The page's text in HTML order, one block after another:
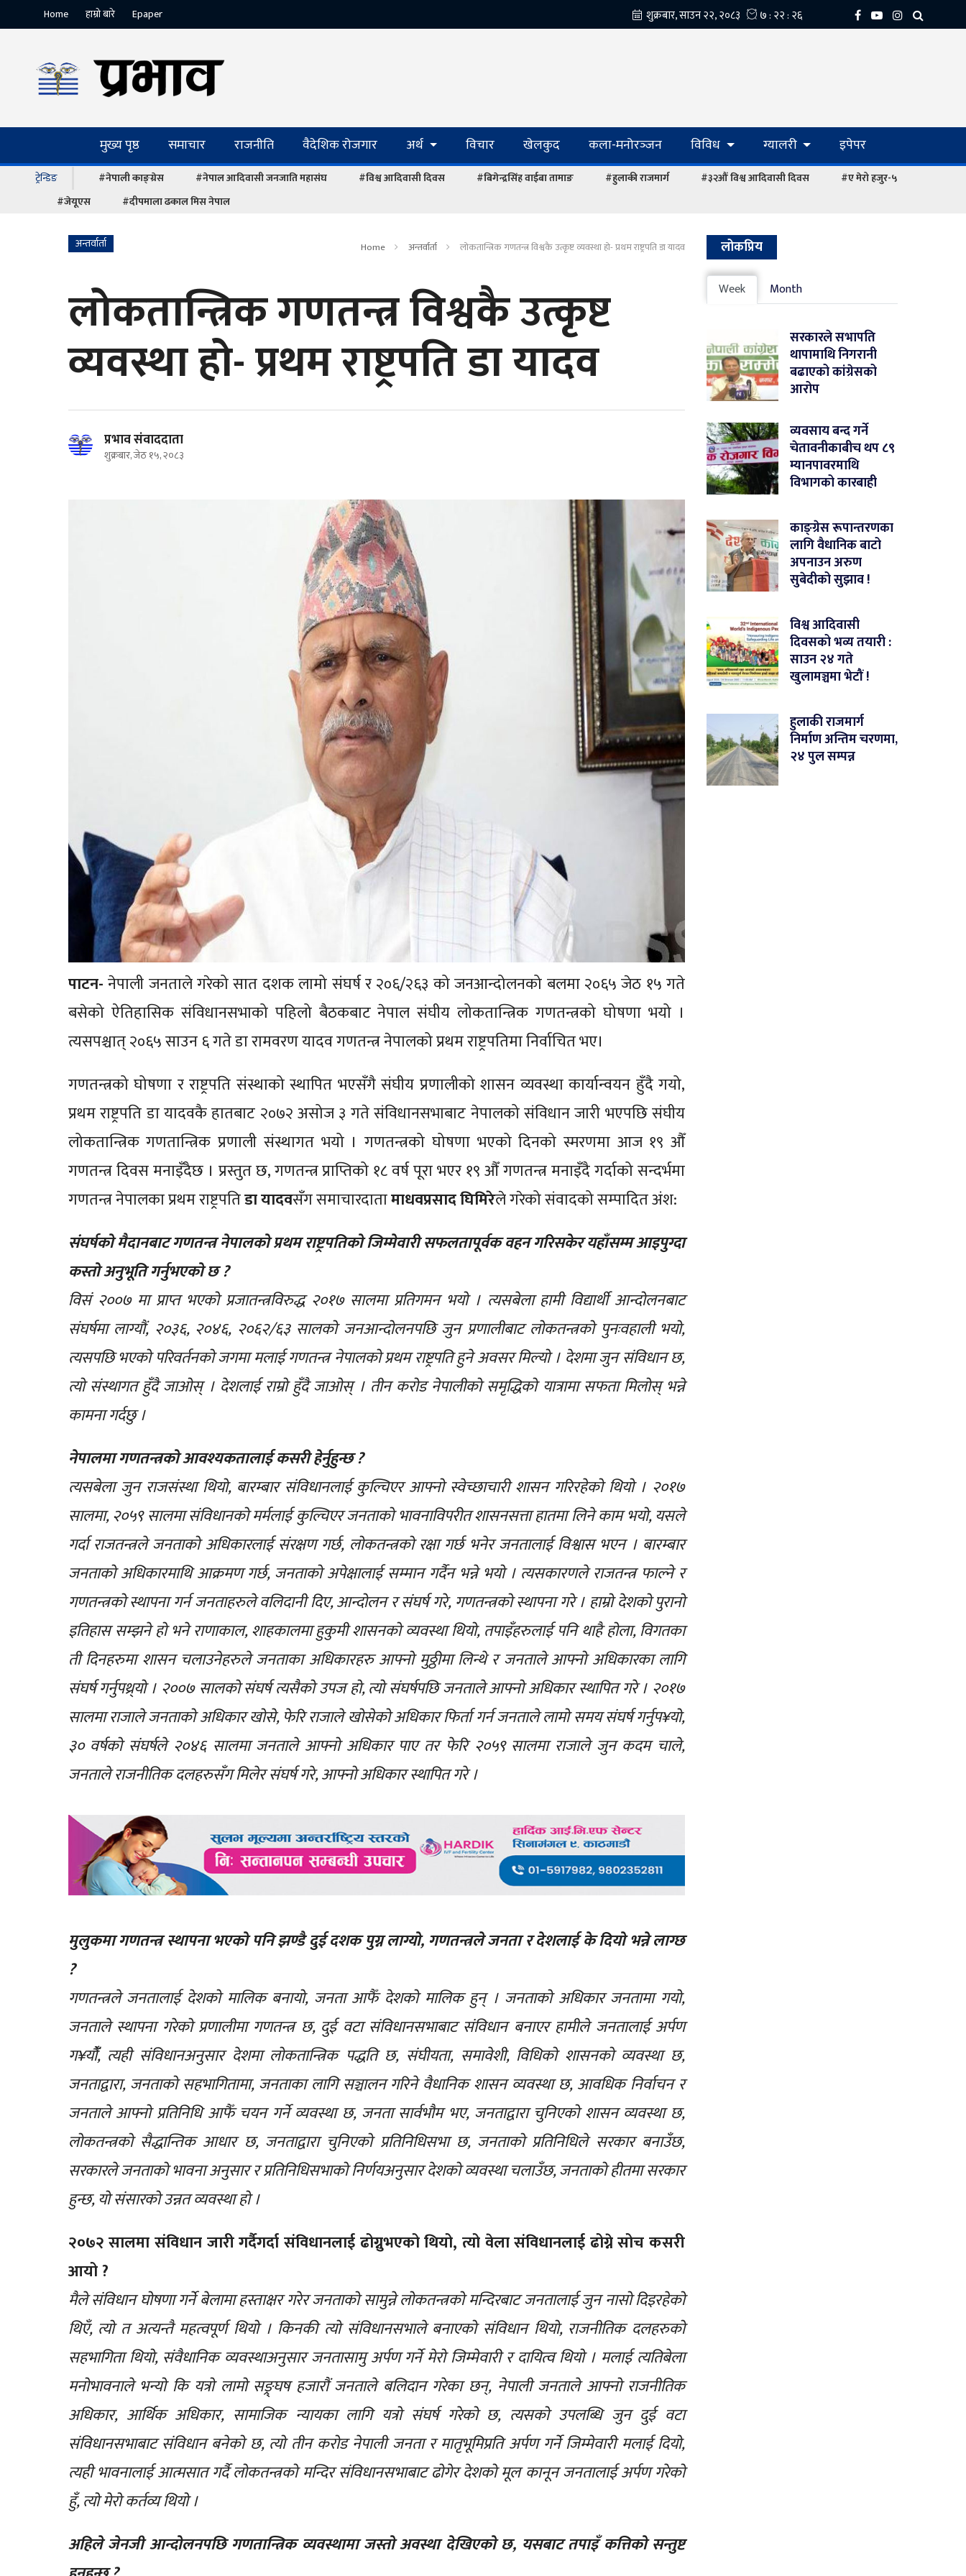
Home हाम्रो बारे Epaper
मुख्य पृष्ठ समाचार राजनीति वैदेशिक रोजगार अर्थ विचार खेलकुद कला-मनोरञ्‍जन विविध ग्यालरी इपेपर
ट्रेन्डिङ #नेपाली काङ्ग्रेस #नेपाल आदिवासी जनजाति महासंघ #विश्व आदिवासी दिवस #बिगेन्द्रसिंह वाईबा तामाङ #हुलाकी राजमार्ग #३२औं विश्व आदिवासी दिवस
#ए मेरो हजुर-५
#जेयूएस
#दीपमाला ढकाल मिस नेपाल
अन्तर्वार्ता Home अन्तर्वार्ता लोकतान्त्रिक गणतन्त्र विश्वकै उत्कृष्ट व्यवस्था हो- प्रथम राष्ट्रपति डा यादव
लोकतान्त्रिक गणतन्त्र विश्वकै उत्कृष्ट
व्यवस्था हो- प्रथम राष्ट्रपति डा यादव
प्रभाव संवाददाता
शुक्रबार, जेठ १५, २०८३
पाटन-नेपाली जनताले गरेको सात दशक लामो संघर्ष र २०६/२६३ को जनआन्दोलनको बलमा २०६५ जेठ १५ गते
बसेको ऐतिहासिक संविधानसभाको पहिलो बैठकबाट नेपाल संघीय लोकतान्त्रिक गणतन्त्रको घोषणा भयो ।
त्यसपश्चात् २०६५ साउन ६ गते डा रामवरण यादव गणतन्त्र नेपालको प्रथम राष्ट्रपतिमा निर्वाचित भए।
गणतन्त्रको घोषणा र राष्ट्रपति संस्थाको स्थापित भएसँगै संघीय प्रणालीको शासन व्यवस्था कार्यान्वयन हुँदै गयो,
प्रथम राष्ट्रपति डा यादवकै हातबाट २०७२ असोज ३ गते संविधानसभाबाट नेपालको संविधान जारी भएपछि संघीय
लोकतान्त्रिक गणतान्त्रिक प्रणाली संस्थागत भयो । गणतन्त्रको घोषणा भएको दिनको स्मरणमा आज १९ औँ
गणतन्त्र दिवस मनाइँदैछ । प्रस्तुत छ, गणतन्त्र प्राप्तिको १८ वर्ष पूरा भएर १९ औँ गणतन्त्र मनाइँदै गर्दाको सन्दर्भमा
गणतन्त्र नेपालका प्रथम राष्ट्रपतिडा यादवसँग समाचारदातामाधवप्रसाद घिमिरेले गरेको संवादको सम्पादित अंश:
संघर्षको मैदानबाट गणतन्त्र नेपालको प्रथम राष्ट्रपतिको जिम्मेवारी सफलतापूर्वक वहन गरिसकेर यहाँसम्म आइपुग्दा
कस्तो अनुभूति गर्नुभएको छ ?
विसं २००७ मा प्राप्त भएको प्रजातन्त्रविरुद्ध २०१७ सालमा प्रतिगमन भयो । त्यसबेला हामी विद्यार्थी आन्दोलनबाट
संघर्षमा लाग्यौं, २०३६, २०४६, २०६२/६३ सालको जनआन्दोलनपछि जुन प्रणालीबाट लोकतन्त्रको पुनःवहाली भयो,
त्यसपछि भएको परिवर्तनको जगमा मलाई गणतन्त्र नेपालको प्रथम राष्ट्रपति हुने अवसर मिल्यो । देशमा जुन संविधान छ,
त्यो संस्थागत हुँदै जाओस् । देशलाई राम्रो हुँदै जाओस् । तीन करोड नेपालीको समृद्धिको यात्रामा सफता मिलोस् भन्ने
कामना गर्दछु ।
नेपालमा गणतन्त्रको आवश्यकतालाई कसरी हेर्नुहुन्छ ?
त्यसबेला जुन राजसंस्था थियो, बारम्बार संविधानलाई कुल्चिएर आफ्नो स्वेच्छाचारी शासन गरिरहेको थियो । २०१७
सालमा, २०५९ सालमा संविधानको मर्मलाई कुल्चिएर जनताको भावनाविपरीत शासनसत्ता हातमा लिने काम भयो, यसले
गर्दा राजतन्त्रले जनताको अधिकारलाई संरक्षण गर्छ, लोकतन्त्रको रक्षा गर्छ भनेर जनतालाई विश्वास भएन । बारम्बार
जनताको अधिकारमाथि आक्रमण गर्छ, जनताको अपेक्षालाई सम्मान गर्दैन भन्ने भयो । त्यसकारणले राजतन्त्र फाल्ने र
गणतन्त्रको स्थापना गर्न जनताहरुले वलिदानी दिए, आन्दोलन र संघर्ष गरे, गणतन्त्रको स्थापना गरे । हाम्रो देशको पुरानो
इतिहास सम्झने हो भने राणाकाल, शाहकालमा हुकुमी शासनको व्यवस्था थियो, तपाइँहरुलाई पनि थाहै होला, विगतका
ती दिनहरुमा शासन चलाउनेहरुले जनताका अधिकारहरु आफ्नो मुठ्ठीमा लिन्थे र जनताले आफ्नो अधिकारका लागि
संघर्ष गर्नुपथ्र्यो । २००७ सालको संघर्ष त्यसैको उपज हो, त्यो संघर्षपछि जनताले आफ्नो अधिकार स्थापित गरे । २०१७
सालमा राजाले जनताको अधिकार खोसे, फेरि राजाले खोसेको अधिकार फिर्ता गर्न जनताले लामो समय संघर्ष गर्नुप¥यो,
३० वर्षको संघर्षले २०४६ सालमा जनताले आफ्नो अधिकार पाए तर फेरि २०५९ सालमा राजाले जुन कदम चाले,
जनताले राजनीतिक दलहरुसँग मिलेर संघर्ष गरे, आफ्नो अधिकार स्थापित गरे ।
मुलुकमा गणतन्त्र स्थापना भएको पनि झण्डै दुई दशक पुग्न लाग्यो, गणतन्त्रले जनता र देशलाई के दियो भन्ने लाग्छ
?
गणतन्त्रले जनतालाई देशको मालिक बनायो, जनता आफैँ देशको मालिक हुन् । जनताको अधिकार जनतामा गयो,
जनताले स्थापना गरेको प्रणालीमा गणतन्त्र छ, दुई वटा संविधानसभाबाट संविधान बनाएर हामीले जनतालाई अर्पण
ग¥यौंँ, त्यही संविधानअनुसार देशमा लोकतान्त्रिक पद्धति छ, संघीयता, समावेशी, विधिको शासनको व्यवस्था छ,
जनताद्वारा, जनताको सहभागितामा, जनताका लागि सञ्चालन गरिने वैधानिक शासन व्यवस्था छ, आवधिक निर्वाचन र
जनताले आफ्नो प्रतिनिधि आफैँ चयन गर्ने व्यवस्था छ, जनता सार्वभौम भए, जनताद्वारा चुनिएको शासन व्यवस्था छ,
लोकतन्त्रको सैद्धान्तिक आधार छ, जनताद्वारा चुनिएको प्रतिनिधिसभा छ, जनताको प्रतिनिधिले सरकार बनाउँछ,
सरकारले जनताको भावना अनुसार र प्रतिनिधिसभाको निर्णयअनुसार देशको व्यवस्था चलाउँछ, जनताको हीतमा सरकार
हुन्छ, यो संसारको उन्नत व्यवस्था हो ।
२०७२ सालमा संविधान जारी गर्दैगर्दा संविधानलाई ढोग्नुभएको थियो, त्यो वेला संविधानलाई ढोग्ने सोच कसरी
आयो ?
मैले संविधान घोषणा गर्ने बेलामा हस्ताक्षर गरेर जनताको सामुन्ने लोकतन्त्रको मन्दिरबाट जनतालाई जुन नासो दिइरहेको
थिएँ, त्यो त अत्यन्तै महत्वपूर्ण थियो । किनकी त्यो संविधानसभाले बनाएको संविधान थियो, राजनीतिक दलहरुको
सहभागिता थियो, संवैधानिक व्यवस्थाअनुसार जनतासामु अर्पण गर्ने मेरो जिम्मेवारी र दायित्व थियो । मलाई त्यतिबेला
मनोभावनाले भन्यो कि यत्रो लामो सङ्र्घष हजारौं जनताले बलिदान गरेका छन्, नेपाली जनताले आफ्नो राजनीतिक
अधिकार, आर्थिक अधिकार, सामाजिक न्यायका लागि यत्रो संघर्ष गरेको छ, त्यसको उपलब्धि जुन दुई वटा
संविधानसभाबाट संविधान बनेको छ, त्यो तीन करोड नेपाली जनता र मातृभूमिप्रति अर्पण गर्ने जिम्मेवारी मलाई दियो,
त्यही भावनालाई आत्मसात गर्दै लोकतन्त्रको मन्दिर संविधानसभाबाट ढोगेर देशको मूल कानून जनतालाई अर्पण गरेको
हुँ, त्यो मेरो कर्तव्य थियो ।
अहिले जेनजी आन्दोलनपछि गणतान्त्रिक व्यवस्थामा जस्तो अवस्था देखिएको छ, यसबाट तपाइँ कत्तिको सन्तुष्ट
लोकप्रिय
Week Month
सरकारले सभापति
थापामाथि निगरानी
बढाएको कांग्रेसको
आरोप
व्यवसाय बन्द गर्ने
चेतावनीकाबीच थप ८९
म्यानपावरमाथि
विभागको कारबाही
काङ्ग्रेस रूपान्तरणका
लागि वैधानिक बाटो
अपनाउन अरुण
सुबेदीको सुझाव !
विश्व आदिवासी
दिवसको भव्य तयारी :
साउन २४ गते
खुलामञ्चमा भेटौं !
हुलाकी राजमार्ग
निर्माण अन्तिम चरणमा,
२४ पुल सम्पन्न